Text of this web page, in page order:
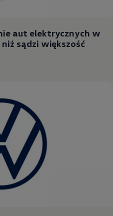
aut elektrycznych w
sądzi większość